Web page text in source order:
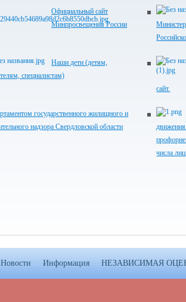
Официальный сайт
Минпросвещения России
Наши дети (детям,
специалистам)
сайт.
государственного жилищного и
надзора Свердловской области
числа
Новости Информация НЕЗАВИСИМАЯ